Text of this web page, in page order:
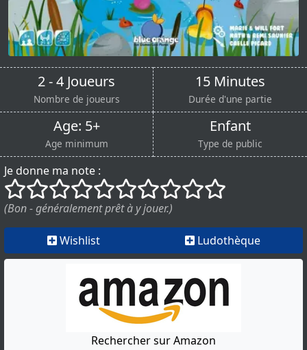
2 - 4 Joueurs
Nombre de joueurs
15 Minutes
Durée d'une partie
Age: 5+
Age minimum
Enfant
Type de public
Je donne ma note :
()
() () () () () () () ()
()
(Bon - généralement prêt à y jouer.)
Wishlist Ludothèque
Rechercher sur Amazon